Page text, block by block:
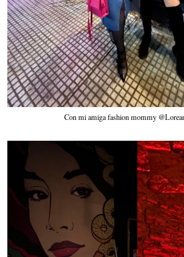
Con mi amiga fashion mommy